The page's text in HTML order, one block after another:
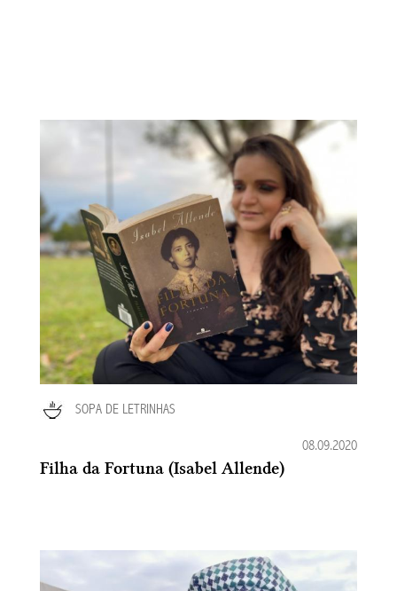
SOPA DE LETRINHAS
08.09.2020
Filha da Fortuna (Isabel Allende)